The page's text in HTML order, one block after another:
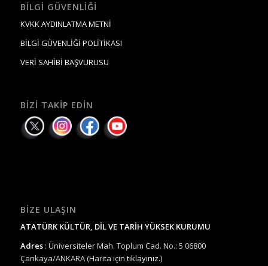
BILGI GÜVENLIĞI
KVKK AYDINLATMA METNİ
BİLGİ GÜVENLİĞİ POLİTİKASI
VERİ SAHİBİ BAŞVURUSU
BIZI TAKIP EDIN
BIZE ULAŞIN
ATATÜRK KÜLTÜR, DİL VE TARİH YÜKSEK KURUMU
Adres : Üniversiteler Mah. Toplum Cad. No.: 5 06800
Çankaya/ANKARA (Harita için tıklayınız.)